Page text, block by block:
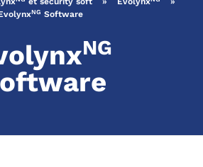
NG Software
NG